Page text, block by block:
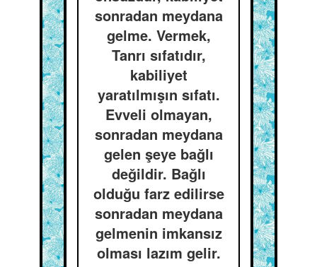
sonradan meydana
gelme. Vermek,
Tanrı sıfatıdır,
kabiliyet
yaratılmışın sıfatı.
Evveli olmayan,
sonradan meydana
gelen şeye bağlı
değildir. Bağlı
olduğu farz edilirse
sonradan meydana
gelmenin imkansız
olması lazım gelir.